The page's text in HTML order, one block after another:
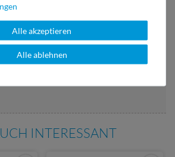
in 24h
98% positive
INTERESSANT
Alle akzeptieren
Alle ablehnen